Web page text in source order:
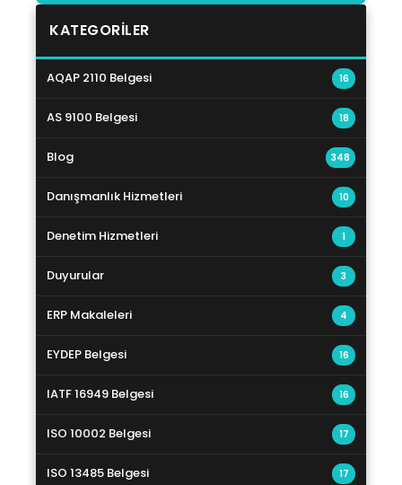
KATEGORILER
AQAP 2110 Belgesi 16
AS 9100 Belgesi 18
Blog 348
Danışmanlık Hizmetleri 10
Denetim Hizmetleri 1
Duyurular 3
ERP Makaleleri 4
EYDEP Belgesi 16
IATF 16949 Belgesi 16
ISO 10002 Belgesi 17
ISO 13485 Belgesi 17